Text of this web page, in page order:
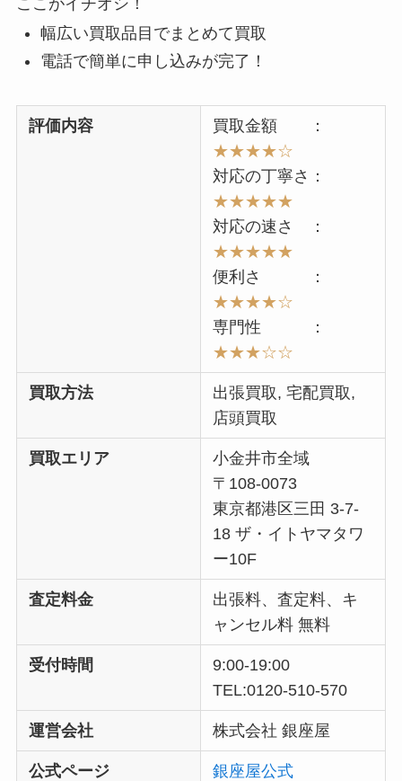
幅広い買取品目でまとめて買取
電話で簡単に申し込みが完了！
評価内容
買取金額 ：
★★★★☆
対応の丁寧さ：
★★★★★
対応の速さ ：
★★★★★
便利さ ：
★★★★☆
専門性 ：
★★★☆☆
買取方法
出張買取, 宅配買取,
店頭買取
買取エリア
小金井市全域
〒 108-0073
東京都港区三田 3-7-
18 ザ・イトヤマタワ
ー10F
査定料金
出張料、査定料、キ
ャンセル料 無料
受付時間
9:00-19:00
TEL:0120-510-570
運営会社 株式会社 銀座屋
公式ページ 銀座屋公式